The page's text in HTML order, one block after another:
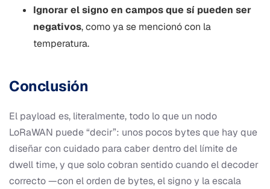
Ignorar el signo en campos que sí pueden ser
negativos, como ya se mencionó con la
temperatura.
Conclusión
El payload es, literalmente, todo lo que un nodo
LoRaWAN puede “decir”: unos pocos bytes que hay que
diseñar con cuidado para caber dentro del límite de
dwell time, y que solo cobran sentido cuando el decoder
correcto —con el orden de bytes, el signo y la escala